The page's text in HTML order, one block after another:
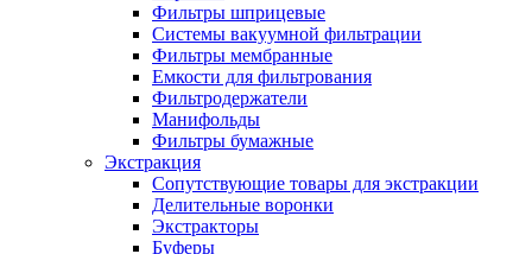
Фильтры шприцевые
Системы вакуумной фильтрации
Фильтры мембранные
Емкости для фильтрования
Фильтродержатели
Манифольды
Фильтры бумажные
Экстракция
Сопутствующие товары для экстракции
Делительные воронки
Экстракторы
Буферы